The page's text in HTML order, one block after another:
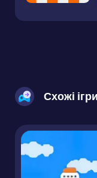
Схожі ігри